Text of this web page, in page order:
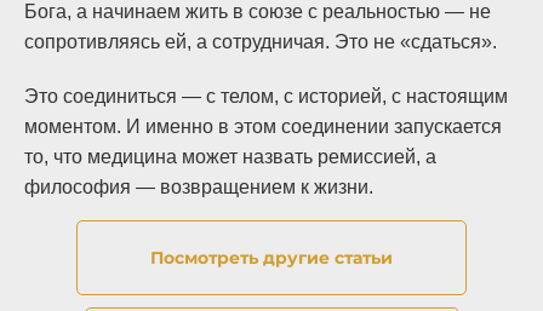
Бога, а начинаем жить в союзе с реальностью — не
сопротивляясь ей, а сотрудничая. Это не «сдаться».
Это соединиться — с телом, с историей, с настоящим
моментом. И именно в этом соединении запускается
то, что медицина может назвать ремиссией, а
философия — возвращением к жизни.
Посмотреть другие статьи